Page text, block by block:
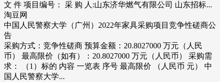
文 件 项目编号： 采 购 人:山东济华燃气有限公司 山东招标...
淘豆网
中国人民警察大学（广州）2022年家具采购项目竞争性磋商公
告
采购方式：竞争性磋商 预算金额：20.8027000 万元（人民
币） 最高限价（如有）：20.8027000 万元（人民币） 采购需
求： （1）标的 内容 一览表 序号 最高限价 （人民币 元） 中
国人民警察大学...